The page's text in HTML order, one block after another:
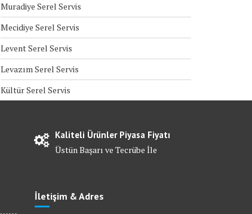
Muradiye Serel Servis
Mecidiye Serel Servis
Levent Serel Servis
Levazım Serel Servis
Kültür Serel Servis
Kaliteli Ürünler Piyasa Fiyatı
Üstün Başarı ve Tecrübe İle
İletişim & Adres